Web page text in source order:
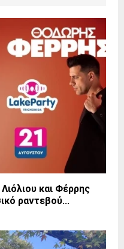
και Φέρρης
ραντεβού...